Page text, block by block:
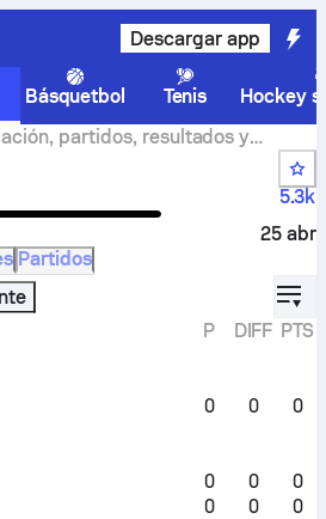
Descargar app
Básquetbol Tenis
Hockey
partidos, resultados y
B
unique tournament header
5.3k
25 abr
Partidos
P
DIFF PTS
0 0
0
0 0
0
0 0
0